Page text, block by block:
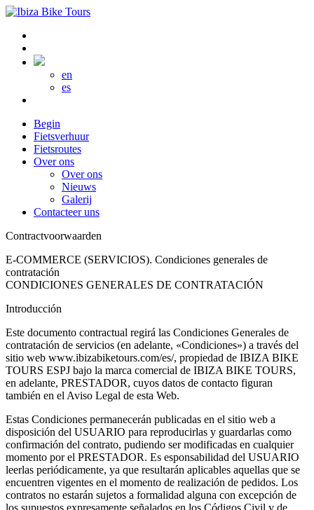
en
es
Begin
Fietsverhuur
Fietsroutes
Over ons
Over ons
Nieuws
Galerij
Contacteer uns
Contractvoorwaarden
E-COMMERCE (SERVICIOS). Condiciones generales de
contratación
CONDICIONES GENERALES DE CONTRATACIÓN
Introducción
Este documento contractual regirá las Condiciones Generales de
contratación de servicios (en adelante, «Condiciones») a través del
sitio web www.ibizabiketours.com/es/, propiedad de IBIZA BIKE
TOURS ESPJ bajo la marca comercial de IBIZA BIKE TOURS,
en adelante, PRESTADOR, cuyos datos de contacto figuran
también en el Aviso Legal de esta Web.
Estas Condiciones permanecerán publicadas en el sitio web a
disposición del USUARIO para reproducirlas y guardarlas como
confirmación del contrato, pudiendo ser modificadas en cualquier
momento por el PRESTADOR. Es esponsabilidad del USUARIO
leerlas periódicamente, ya que resultarán aplicables aquellas que se
encuentren vigentes en el momento de realización de pedidos. Los
contratos no estarán sujetos a formalidad alguna con excepción de
los supuestos expresamente señalados en los Códigos Civil y de